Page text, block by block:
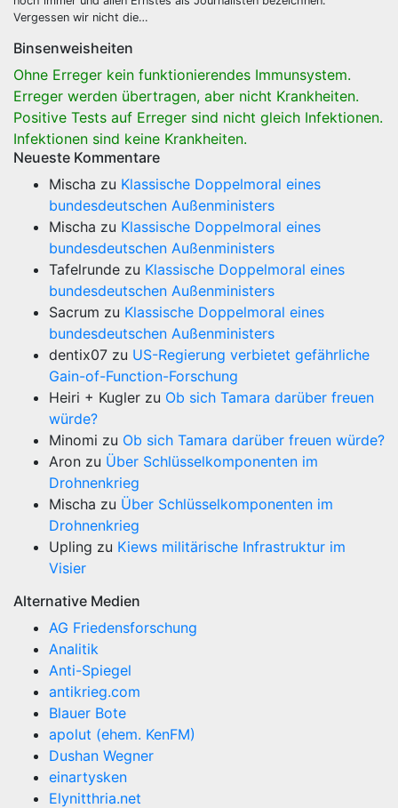
Vergessen wir nicht die…
Binsenweisheiten
Ohne Erreger kein funktionierendes Immunsystem.
Erreger werden übertragen, aber nicht Krankheiten.
Positive Tests auf Erreger sind nicht gleich Infektionen.
Infektionen sind keine Krankheiten.
Neueste Kommentare
Mischa zu Klassische Doppelmoral eines
bundesdeutschen Außenministers
Mischa zu Klassische Doppelmoral eines
bundesdeutschen Außenministers
Tafelrunde zu Klassische Doppelmoral eines
bundesdeutschen Außenministers
Sacrum zu Klassische Doppelmoral eines
bundesdeutschen Außenministers
dentix07 zu US-Regierung verbietet gefährliche
Gain-of-Function-Forschung
Heiri + Kugler zu Ob sich Tamara darüber freuen
würde?
Minomi zu Ob sich Tamara darüber freuen würde?
Aron zu Über Schlüsselkomponenten im
Drohnenkrieg
Mischa zu Über Schlüsselkomponenten im
Drohnenkrieg
Upling zu Kiews militärische Infrastruktur im
Visier
Alternative Medien
AG Friedensforschung
Analitik
Anti-Spiegel
antikrieg.com
Blauer Bote
apolut (ehem. KenFM)
Dushan Wegner
einartysken
Elynitthria.net